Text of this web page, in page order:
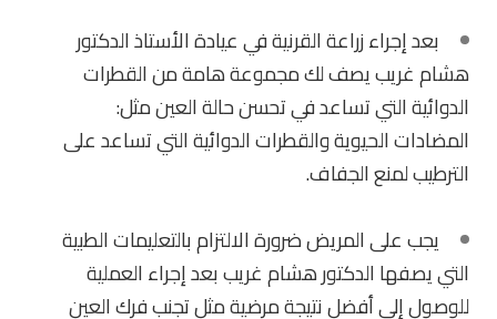
بعد إجراء زراعة القرنية في عيادة الأستاذ الدكتور
هشام غريب يصف لك مجموعة هامة من القطرات
الدوائية التي تساعد في تحسن حالة العين مثل:
المضادات الحيوية والقطرات الدوائية التي تساعد على
الترطيب لمنع الجفاف.
يجب على المريض ضرورة الالتزام بالتعليمات الطبية
التي يصفها الدكتور هشام غريب بعد إجراء العملية
للوصول إلى أفضل نتيجة مرضية مثل تجنب فرك العين